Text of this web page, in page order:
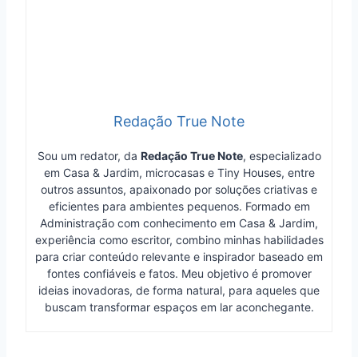
Redação True Note
Sou um redator, da Redação True Note, especializado
em Casa & Jardim, microcasas e Tiny Houses, entre
outros assuntos, apaixonado por soluções criativas e
eficientes para ambientes pequenos. Formado em
Administração com conhecimento em Casa & Jardim,
experiência como escritor, combino minhas habilidades
para criar conteúdo relevante e inspirador baseado em
fontes confiáveis e fatos. Meu objetivo é promover
ideias inovadoras, de forma natural, para aqueles que
buscam transformar espaços em lar aconchegante.